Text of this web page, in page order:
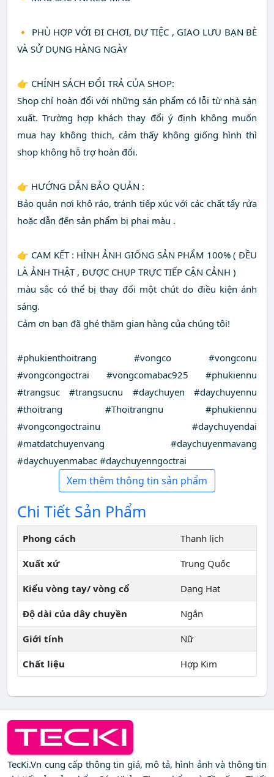
🔸 PHÙ HỢP VỚI ĐI CHƠI, DỰ TIỆC , GIAO LƯU BẠN BÈ
VÀ SỬ DỤNG HÀNG NGÀY
👉 CHÍNH SÁCH ĐỔI TRẢ CỦA SHOP:
Shop chỉ hoàn đổi với những sản phẩm có lỗi từ nhà sản
xuất. Trường hợp khách thay đổi ý định không muốn
mua hay không thich, cảm thấy không giống hình thì
shop không hỗ trợ hoàn đổi.
👉 HƯỚNG DẪN BẢO QUẢN :
Bảo quản nơi khô ráo, tránh tiếp xúc với các chất tẩy rửa
hoặc dẫn đến sản phẩm bị phai màu .
👉 CAM KẾT : HÌNH ẢNH GIỐNG SẢN PHẨM 100% ( ĐỀU
LÀ ẢNH THẬT , ĐƯỢC CHỤP TRỰC TIẾP CẬN CẢNH )
màu sắc có thể bị thay đổi một chút do điều kiện ánh
sáng.
Cảm ơn bạn đã ghé thăm gian hàng của chúng tôi!
#phukienthoitrang #vongco #vongconu
#vongcongoctrai #vongcomabac925 #phukiennu
#trangsuc #trangsucnu #daychuyen #daychuyennu
#thoitrang #Thoitrangnu #phukiennu
#vongcongoctrainu #daychuyendai
#matdatchuyenvang #daychuyenmavang
#daychuyenmabac #daychuyenngoctrai
Xem thêm thông tin sản phẩm
Chi Tiết Sản Phẩm
Phong cách Thanh lịch
Xuất xứ Trung Quốc
Kiểu vòng tay/ vòng cổ Dạng Hạt
Độ dài của dây chuyền Ngắn
Giới tính Nữ
Chất liệu Hợp Kim
TecKi.Vn cung cấp thông tin giá, mô tả, hình ảnh và thông tin